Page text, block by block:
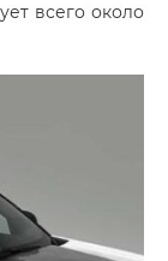
всего около